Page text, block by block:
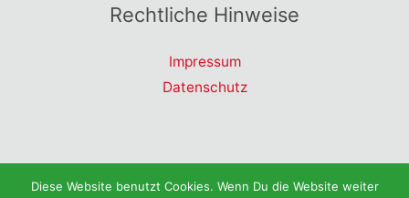
Rechtliche Hinweise
Impressum
Datenschutz
Copyright © 2026 Landesverband Thüringen | dieBasis
Diese Website benutzt Cookies. Wenn Du die Website weiter